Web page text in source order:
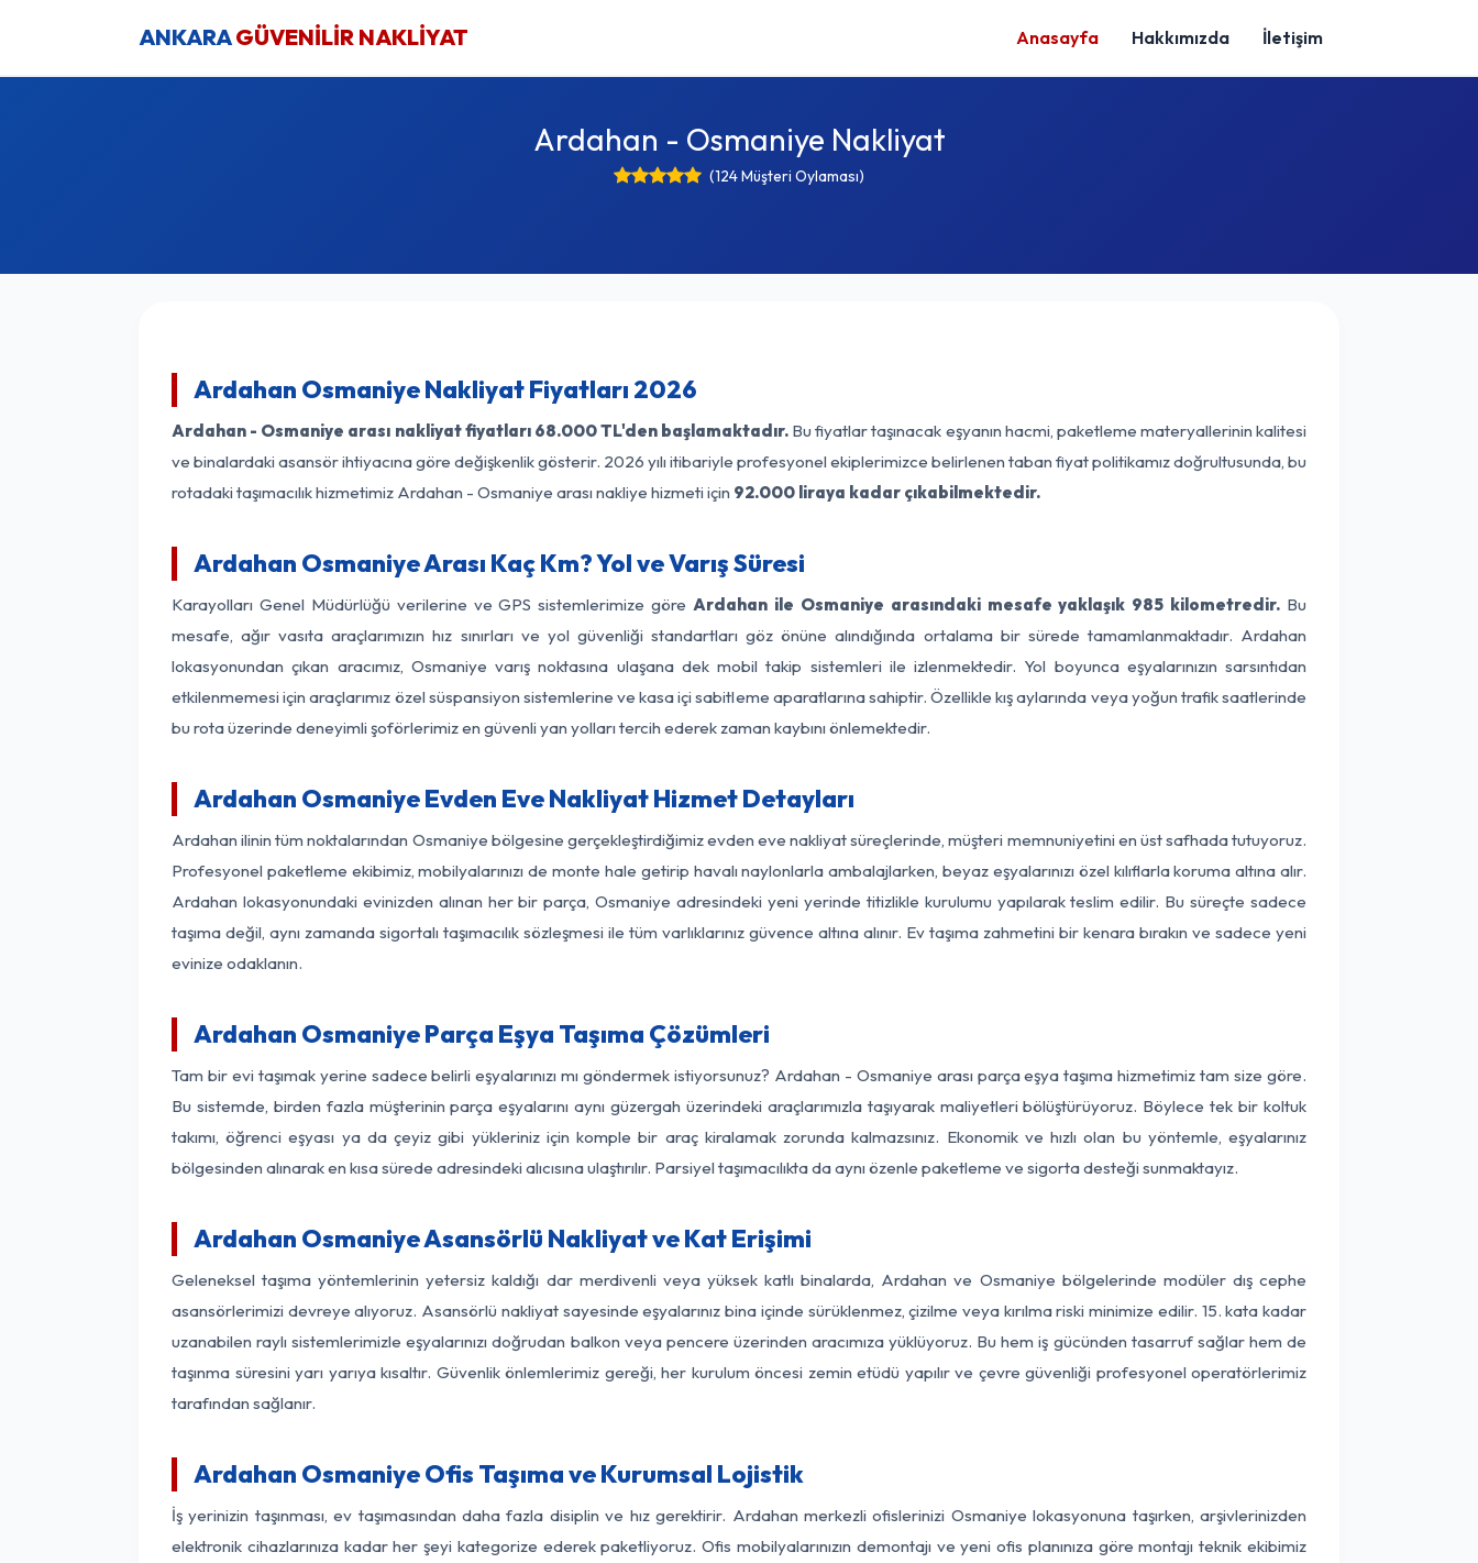
ANKARAGÜVENİLİR NAKLİYAT Anasayfa Hakkımızda İletişim
Ardahan - Osmaniye Nakliyat
(124 Müşteri Oylaması)
Ardahan Osmaniye Nakliyat Fiyatları 2026
Ardahan - Osmaniye arası nakliyat fiyatları 68.000 TL'den başlamaktadır. Bu fiyatlar taşınacak eşyanın hacmi, paketleme materyallerinin kalitesi
ve binalardaki asansör ihtiyacına göre değişkenlik gösterir. 2026 yılı itibariyle profesyonel ekiplerimizce belirlenen taban fiyat politikamız doğrultusunda, bu
rotadaki taşımacılık hizmetimiz Ardahan - Osmaniye arası nakliye hizmeti için 92.000 liraya kadar çıkabilmektedir.
Ardahan Osmaniye Arası Kaç Km? Yol ve Varış Süresi
Karayolları Genel Müdürlüğü verilerine ve GPS sistemlerimize göre Ardahan ile Osmaniye arasındaki mesafe yaklaşık 985 kilometredir. Bu
mesafe, ağır vasıta araçlarımızın hız sınırları ve yol güvenliği standartları göz önüne alındığında ortalama bir sürede tamamlanmaktadır. Ardahan
lokasyonundan çıkan aracımız, Osmaniye varış noktasına ulaşana dek mobil takip sistemleri ile izlenmektedir. Yol boyunca eşyalarınızın sarsıntıdan
etkilenmemesi için araçlarımız özel süspansiyon sistemlerine ve kasa içi sabitleme aparatlarına sahiptir. Özellikle kış aylarında veya yoğun trafik saatlerinde
bu rota üzerinde deneyimli şoförlerimiz en güvenli yan yolları tercih ederek zaman kaybını önlemektedir.
Ardahan Osmaniye Evden Eve Nakliyat Hizmet Detayları
Ardahan ilinin tüm noktalarından Osmaniye bölgesine gerçekleştirdiğimiz evden eve nakliyat süreçlerinde, müşteri memnuniyetini en üst safhada tutuyoruz.
Profesyonel paketleme ekibimiz, mobilyalarınızı de monte hale getirip havalı naylonlarla ambalajlarken, beyaz eşyalarınızı özel kılıflarla koruma altına alır.
Ardahan lokasyonundaki evinizden alınan her bir parça, Osmaniye adresindeki yeni yerinde titizlikle kurulumu yapılarak teslim edilir. Bu süreçte sadece
taşıma değil, aynı zamanda sigortalı taşımacılık sözleşmesi ile tüm varlıklarınız güvence altına alınır. Ev taşıma zahmetini bir kenara bırakın ve sadece yeni
evinize odaklanın.
Ardahan Osmaniye Parça Eşya Taşıma Çözümleri
Tam bir evi taşımak yerine sadece belirli eşyalarınızı mı göndermek istiyorsunuz? Ardahan - Osmaniye arası parça eşya taşıma hizmetimiz tam size göre.
Bu sistemde, birden fazla müşterinin parça eşyalarını aynı güzergah üzerindeki araçlarımızla taşıyarak maliyetleri bölüştürüyoruz. Böylece tek bir koltuk
takımı, öğrenci eşyası ya da çeyiz gibi yükleriniz için komple bir araç kiralamak zorunda kalmazsınız. Ekonomik ve hızlı olan bu yöntemle, eşyalarınız
bölgesinden alınarak en kısa sürede adresindeki alıcısına ulaştırılır. Parsiyel taşımacılıkta da aynı özenle paketleme ve sigorta desteği sunmaktayız.
Ardahan Osmaniye Asansörlü Nakliyat ve Kat Erişimi
Geleneksel taşıma yöntemlerinin yetersiz kaldığı dar merdivenli veya yüksek katlı binalarda, Ardahan ve Osmaniye bölgelerinde modüler dış cephe
asansörlerimizi devreye alıyoruz. Asansörlü nakliyat sayesinde eşyalarınız bina içinde sürüklenmez, çizilme veya kırılma riski minimize edilir. 15. kata kadar
uzanabilen raylı sistemlerimizle eşyalarınızı doğrudan balkon veya pencere üzerinden aracımıza yüklüyoruz. Bu hem iş gücünden tasarruf sağlar hem de
taşınma süresini yarı yarıya kısaltır. Güvenlik önlemlerimiz gereği, her kurulum öncesi zemin etüdü yapılır ve çevre güvenliği profesyonel operatörlerimiz
tarafından sağlanır.
Ardahan Osmaniye Ofis Taşıma ve Kurumsal Lojistik
İş yerinizin taşınması, ev taşımasından daha fazla disiplin ve hız gerektirir. Ardahan merkezli ofislerinizi Osmaniye lokasyonuna taşırken, arşivlerinizden
elektronik cihazlarınıza kadar her şeyi kategorize ederek paketliyoruz. Ofis mobilyalarınızın demontajı ve yeni ofis planınıza göre montajı teknik ekibimiz